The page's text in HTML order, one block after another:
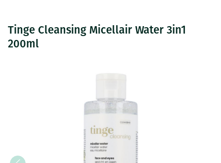
Tinge Cleansing Micellair Water 3in1
200ml